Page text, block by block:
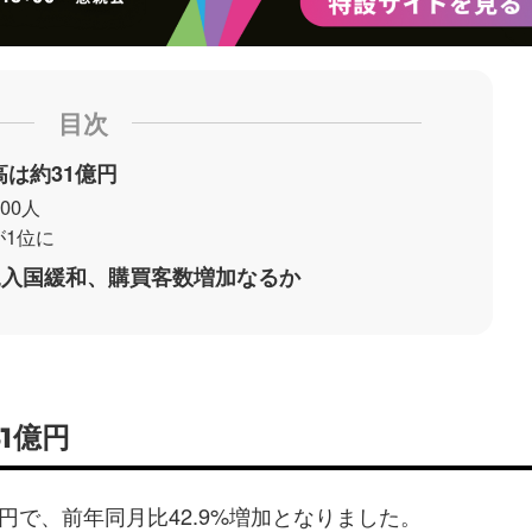
目次
約31億円
人
位に
国緩和、購買客数増加なるか
億円
で、前年同月比42.9%増加となりました。